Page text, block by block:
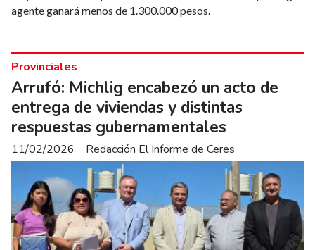
agente ganará menos de 1.300.000 pesos.
Arrufó: Michlig encabezó un acto de
entrega de viviendas y distintas
respuestas gubernamentales
Redacción El Informe de Ceres
Provinciales
11/02/2026